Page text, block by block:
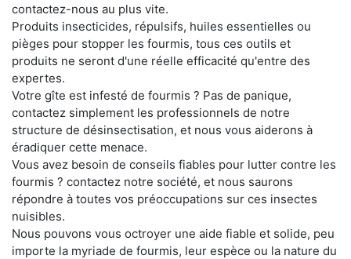
contactez-nous au plus vite.
Produits insecticides, répulsifs, huiles essentielles ou
pièges pour stopper les fourmis, tous ces outils et
produits ne seront d'une réelle efficacité qu'entre des
expertes.
Votre gîte est infesté de fourmis ? Pas de panique,
contactez simplement les professionnels de notre
structure de désinsectisation, et nous vous aiderons à
éradiquer cette menace.
Vous avez besoin de conseils fiables pour lutter contre les
fourmis ? contactez notre société, et nous saurons
répondre à toutes vos préoccupations sur ces insectes
nuisibles.
Nous pouvons vous octroyer une aide fiable et solide, peu
importe la myriade de fourmis, leur espèce ou la nature du